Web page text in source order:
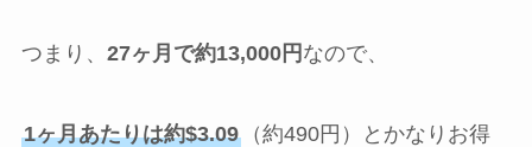
つまり、 27ヶ月で約13,000円 なので、
1ヶ月あたりは約$3.09（約490円）とかなりお得